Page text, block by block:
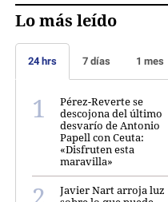
Lo más leído
24 hrs 7 días 1 mes
Pérez-Reverte se
descojona del último
desvarío de Antonio
Papell con Ceuta:
«Disfruten esta
maravilla»
Javier Nart arroja luz